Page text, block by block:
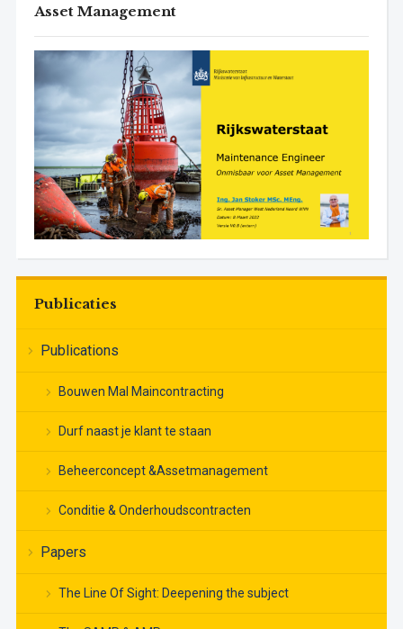
Asset Management
Publicaties
Publications
Bouwen Mal Maincontracting
Durf naast je klant te staan
Beheerconcept &Assetmanagement
Conditie & Onderhoudscontracten
Papers
The Line Of Sight: Deepening the subject